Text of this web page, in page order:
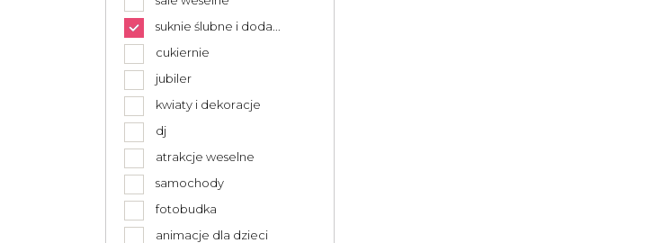
suknie ślubne i doda...
cukiernie
jubiler
kwiaty i dekoracje
dj
atrakcje weselne
samochody
fotobudka
animacje dla dzieci